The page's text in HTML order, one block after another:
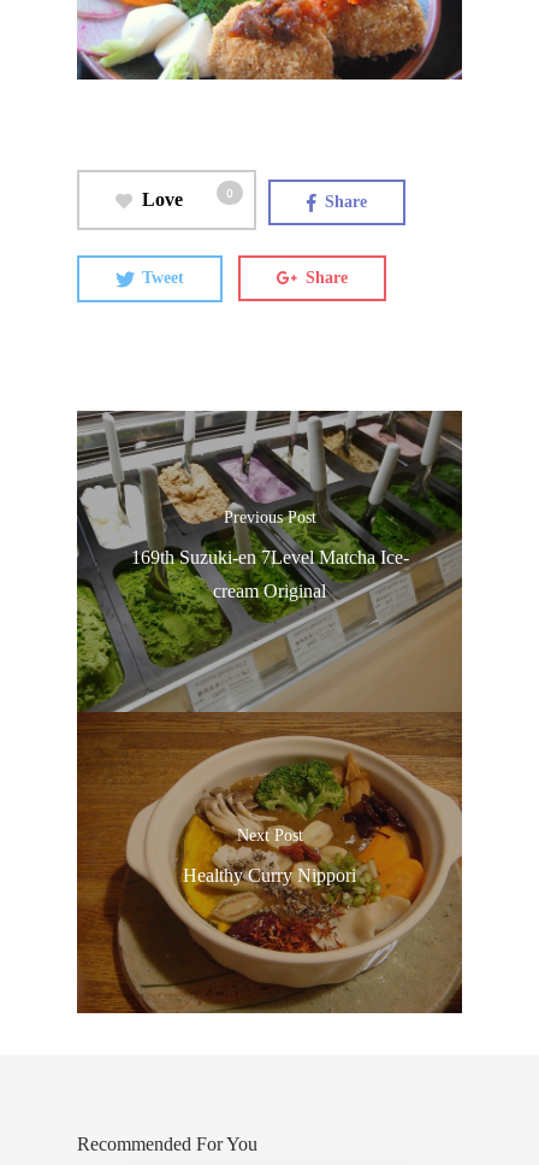
Love 0 Share
Tweet Share
Previous Post
169th Suzuki-en 7Level Matcha Ice-
cream Original
Next Post
Healthy Curry Nippori
Recommended For You
ประเทศญี่ปุ่น
เที่ยวญี่ปุ่นด้ว
เอง
รถบัส
เดินทาง
ทัวร์
ที่พัก
สาระน่ารู้